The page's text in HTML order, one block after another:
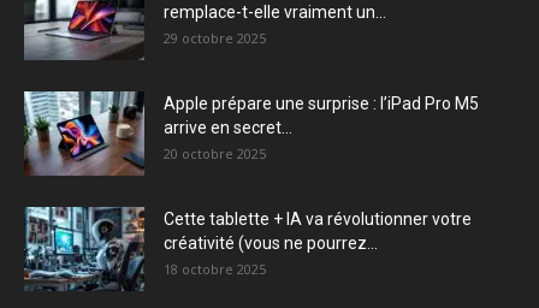
remplace-t-elle vraiment un...
29 octobre 2025
Apple prépare une surprise : l’iPad Pro M5
arrive en secret...
20 octobre 2025
Cette tablette + IA va révolutionner votre
créativité (vous ne pourrez...
18 octobre 2025